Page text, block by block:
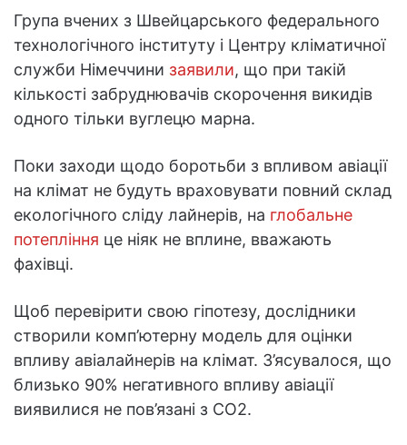
Група вчених з Швейцарського федерального
технологічного інституту і Центру кліматичної
служби Німеччини заявили, що при такій
кількості забруднювачів скорочення викидів
одного тільки вуглецю марна.
Поки заходи щодо боротьби з впливом авіації
на клімат не будуть враховувати повний склад
екологічного сліду лайнерів, на глобальне
потепління це ніяк не вплине, вважають
фахівці.
Щоб перевірити свою гіпотезу, дослідники
створили комп’ютерну модель для оцінки
впливу авіалайнерів на клімат. З’ясувалося, що
близько 90% негативного впливу авіації
виявилися не пов’язані з CO2.